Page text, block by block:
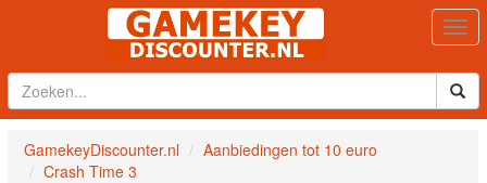
GamekeyDiscounter.nl
Aanbiedingen tot 10 euro
Crash Time 3